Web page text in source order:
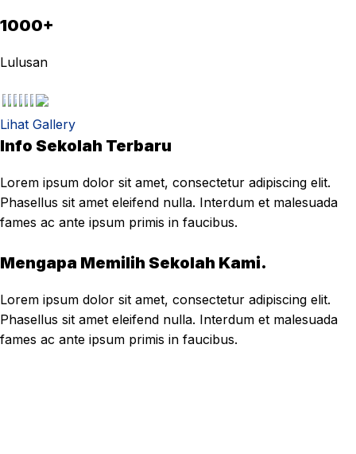
1000+
Lulusan
Lihat Gallery
Info Sekolah Terbaru
Lorem ipsum dolor sit amet, consectetur adipiscing elit.
Phasellus sit amet eleifend nulla. Interdum et malesuada
fames ac ante ipsum primis in faucibus.
Mengapa Memilih Sekolah Kami.
Lorem ipsum dolor sit amet, consectetur adipiscing elit.
Phasellus sit amet eleifend nulla. Interdum et malesuada
fames ac ante ipsum primis in faucibus.